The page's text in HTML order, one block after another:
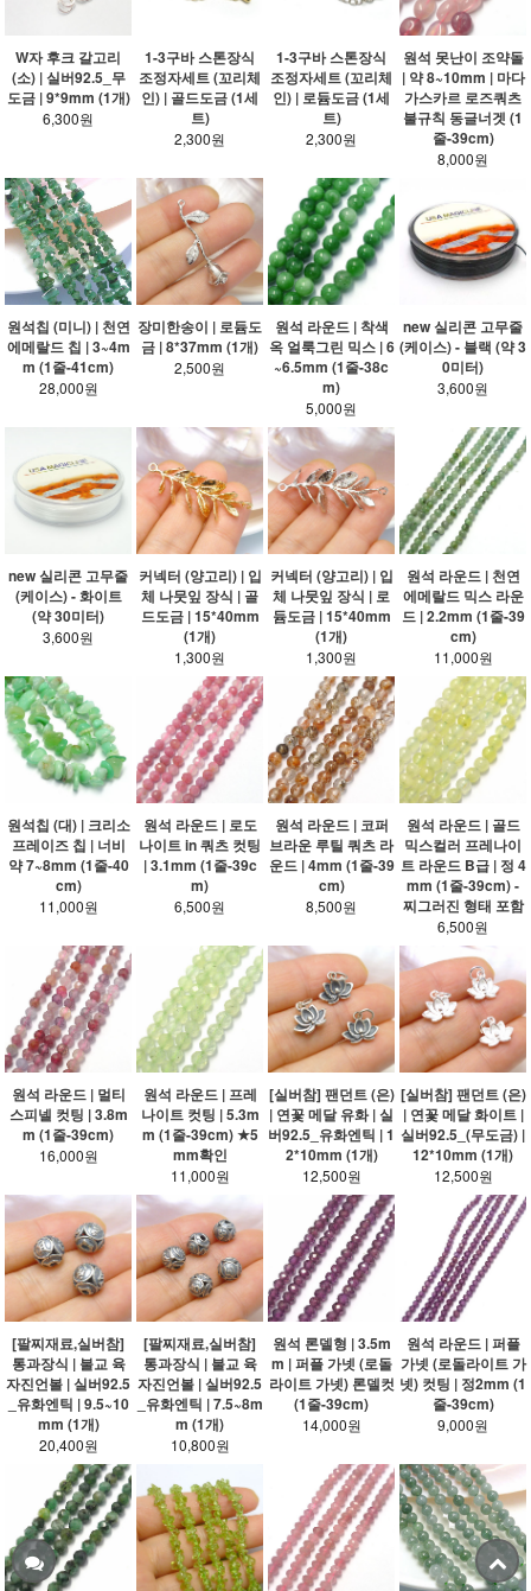
W자 후크 갈고리
(소) | 실버92.5_무
도금 | 9*9mm (1개)
6,300원
1-3구바 스톤장식
조정자세트 (꼬리체
인) | 골드도금 (1세
트)
2,300원
1-3구바 스톤장식
조정자세트 (꼬리체
인) | 로듐도금 (1세
트)
2,300원
원석 못난이 조약돌
| 약 8~10mm | 마다
가스카르 로즈쿼츠
불규칙 동글너겟 (1
줄-39cm)
8,000원
원석칩 (미니) | 천연
에메랄드 칩 | 3~4m
m (1줄-41cm)
28,000원
장미한송이 | 로듐도
금 | 8*37mm (1개)
2,500원
원석 라운드 | 착색
옥 얼룩그린 믹스 | 6
~6.5mm (1줄-38c
m)
5,000원
new 실리콘 고무줄
(케이스) - 블랙 (약 3
0미터)
3,600원
new 실리콘 고무줄
(케이스) - 화이트
(약 30미터)
3,600원
커넥터 (양고리) | 입
체 나뭇잎 장식 | 골
드도금 | 15*40mm
(1개)
1,300원
커넥터 (양고리) | 입
체 나뭇잎 장식 | 로
듐도금 | 15*40mm
(1개)
1,300원
원석 라운드 | 천연
에메랄드 믹스 라운
드 | 2.2mm (1줄-39
cm)
11,000원
원석칩 (대) | 크리소
프레이즈 칩 | 너비
약 7~8mm (1줄-40
cm)
11,000원
원석 라운드 | 로도
나이트 in 쿼츠 컷팅
| 3.1mm (1줄-39c
m)
6,500원
원석 라운드 | 코퍼
브라운 루틸 쿼츠 라
운드 | 4mm (1줄-39
cm)
8,500원
원석 라운드 | 골드
믹스컬러 프레나이
트 라운드 B급 | 정 4
mm (1줄-39cm) -
찌그러진 형태 포함
6,500원
원석 라운드 | 멀티
스피넬 컷팅 | 3.8m
m (1줄-39cm)
16,000원
원석 라운드 | 프레
나이트 컷팅 | 5.3m
m (1줄-39cm) ★5
mm확인
11,000원
[실버참] 팬던트 (은)
| 연꽃 메달 유화 | 실
버92.5_유화엔틱 | 1
2*10mm (1개)
12,500원
[실버참] 팬던트 (은)
| 연꽃 메달 화이트 |
실버92.5_(무도금) |
12*10mm (1개)
12,500원
[팔찌재료,실버참]
통과장식 | 불교 육
자진언볼 | 실버92.5
_유화엔틱 | 9.5~10
mm (1개)
20,400원
[팔찌재료,실버참]
통과장식 | 불교 육
자진언볼 | 실버92.5
_유화엔틱 | 7.5~8m
m (1개)
10,800원
원석 론델형 | 3.5m
m | 퍼플 가넷 (로돌
라이트 가넷) 론델컷
(1줄-39cm)
14,000원
원석 라운드 | 퍼플
가넷 (로돌라이트 가
넷) 컷팅 | 정2mm (1
줄-39cm)
9,000원